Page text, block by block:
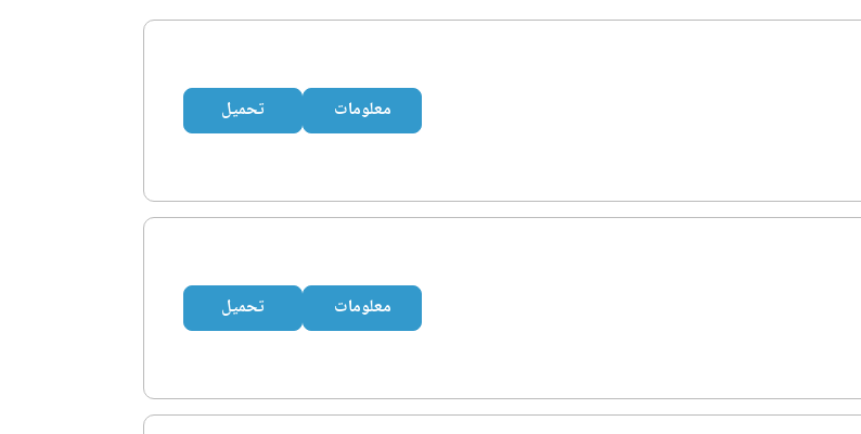
معلومات تحميل
معلومات تحميل